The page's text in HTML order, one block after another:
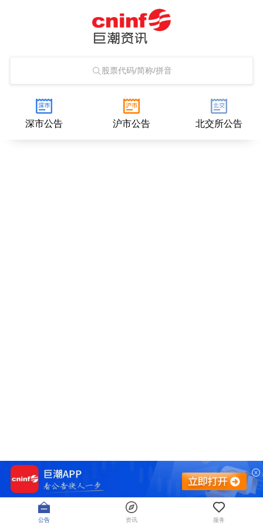
股票代码/简称/拼音
深市公告 沪市公告 北交所公告
公告 资讯 服务